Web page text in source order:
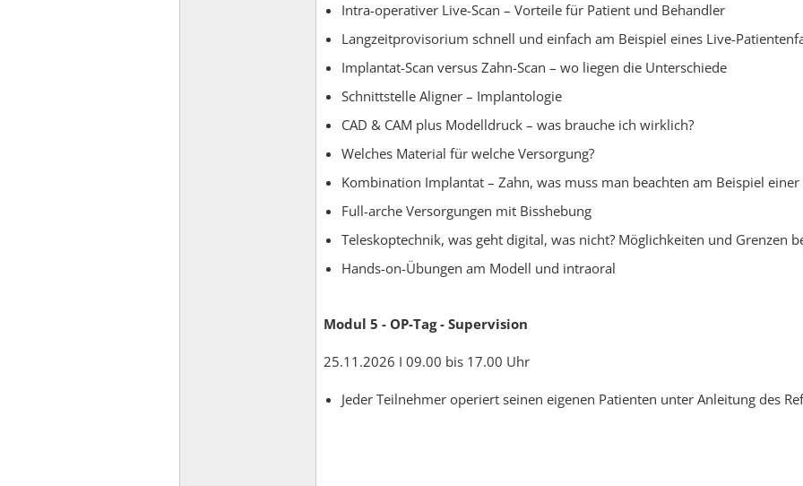
Intra-operativer Live-Scan – Vorteile für Patient und Behandler
Langzeitprovisorium schnell und einfach am Beispiel eines Live-
Implantat-Scan versus Zahn-Scan – wo liegen die Unterschiede
Schnittstelle Aligner – Implantologie
CAD & CAM plus Modelldruck – was brauche ich wirklich?
Welches Material für welche Versorgung?
Kombination Implantat – Zahn, was muss man beachten am Beispiel einer
Full-arche Versorgungen mit Bisshebung
Teleskoptechnik, was geht digital, was nicht? Möglichkeiten und Grenzen
Hands-on-Übungen am Modell und intraoral
Modul 5 - OP-Tag - Supervision
25.11.2026 I 09.00 bis 17.00 Uhr
Jeder Teilnehmer operiert seinen eigenen Patienten unter Anleitung des